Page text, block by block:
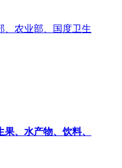
、农业部、国度卫生
、水产物、饮料、